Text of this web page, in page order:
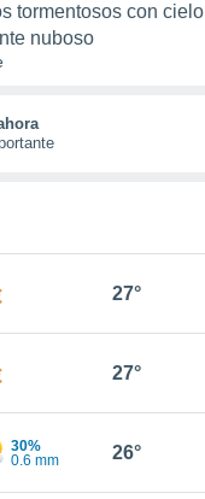
tormentosos con cielo
nuboso
27°
27°
30%
0.6 mm
26°